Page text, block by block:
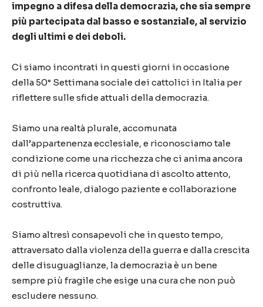
impegno a difesa della democrazia, che sia sempre
più partecipata dal basso e sostanziale, al servizio
degli ultimi e dei deboli.
Ci siamo incontrati in questi giorni in occasione
della 50° Settimana sociale dei cattolici in Italia per
riflettere sulle sfide attuali della democrazia.
Siamo una realtà plurale, accomunata
dall’appartenenza ecclesiale, e riconosciamo tale
condizione come una ricchezza che ci anima ancora
di più nella ricerca quotidiana di ascolto attento,
confronto leale, dialogo paziente e collaborazione
costruttiva.
Siamo altresì consapevoli che in questo tempo,
attraversato dalla violenza della guerra e dalla crescita
delle disuguaglianze, la democrazia è un bene
sempre più fragile che esige una cura che non può
escludere nessuno.